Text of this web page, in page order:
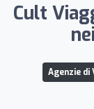
Cult
Agenzie di